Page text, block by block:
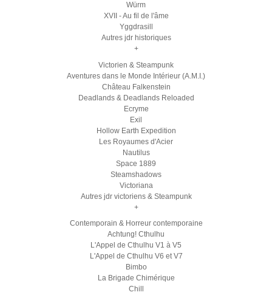
Würm
XVII - Au fil de l'âme
Yggdrasill
Autres jdr historiques
+
Victorien & Steampunk
Aventures dans le Monde Intérieur (A.M.I.)
Château Falkenstein
Deadlands & Deadlands Reloaded
Ecryme
Exil
Hollow Earth Expedition
Les Royaumes d'Acier
Nautilus
Space 1889
Steamshadows
Victoriana
Autres jdr victoriens & Steampunk
+
Contemporain & Horreur contemporaine
Achtung! Cthulhu
L'Appel de Cthulhu V1 à V5
L'Appel de Cthulhu V6 et V7
Bimbo
La Brigade Chimérique
Chill